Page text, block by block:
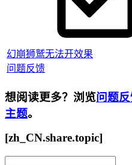
幻崩狮鹫无法开效果
问题反馈
想阅读更多？浏览问题
主题。
[zh_CN.share.topic]